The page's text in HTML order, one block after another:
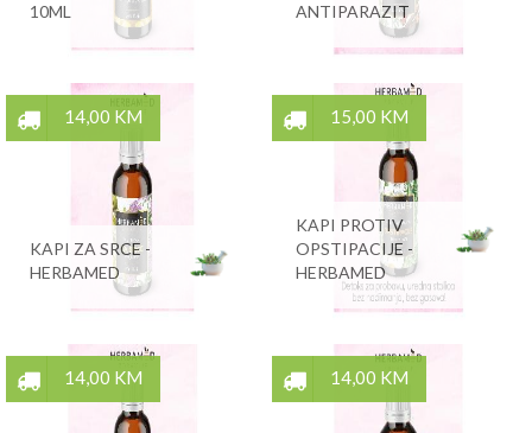
10ML
ANTIPARAZIT
14,00 KM
KAPI ZA SRCE -
HERBAMED
15,00 KM
KAPI PROTIV
OPSTIPACIJE -
HERBAMED
14,00 KM 14,00 KM